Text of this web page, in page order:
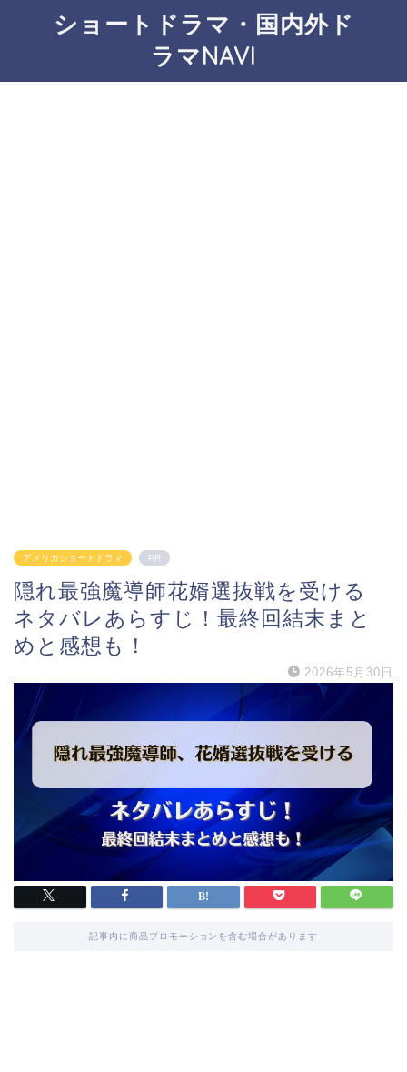
ショートドラマ・国内外ド
ラマNAVI
アメリカショートドラマ PR
隠れ最強魔導師花婿選抜戦を受ける
ネタバレあらすじ！最終回結末まと
めと感想も！
2026年5月30日
記事内に商品プロモーションを含む場合があります